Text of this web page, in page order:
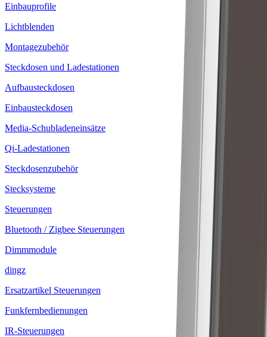
Einbauprofile
Lichtblenden
Montagezubehör
Steckdosen und Ladestationen
Aufbausteckdosen
Einbausteckdosen
Media-Schubladeneinsätze
Qi-Ladestationen
Steckdosenzubehör
Stecksysteme
Steuerungen
Bluetooth / Zigbee Steuerungen
Dimmmodule
dingz
Ersatzartikel Steuerungen
Funkfernbedienungen
IR-Steuerungen